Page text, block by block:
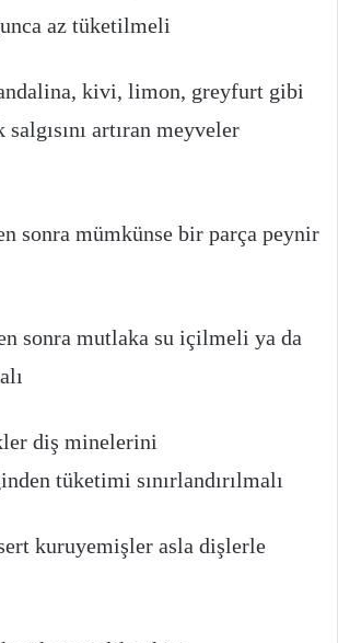
az tüketilmeli
kivi, limon, greyfurt gibi
artıran meyveler
sonra mümkünse bir parça peynir
sonra mutlaka su içilmeli ya da
diş minelerini
tüketimi sınırlandırılmalı
kuruyemişler asla dişlerle